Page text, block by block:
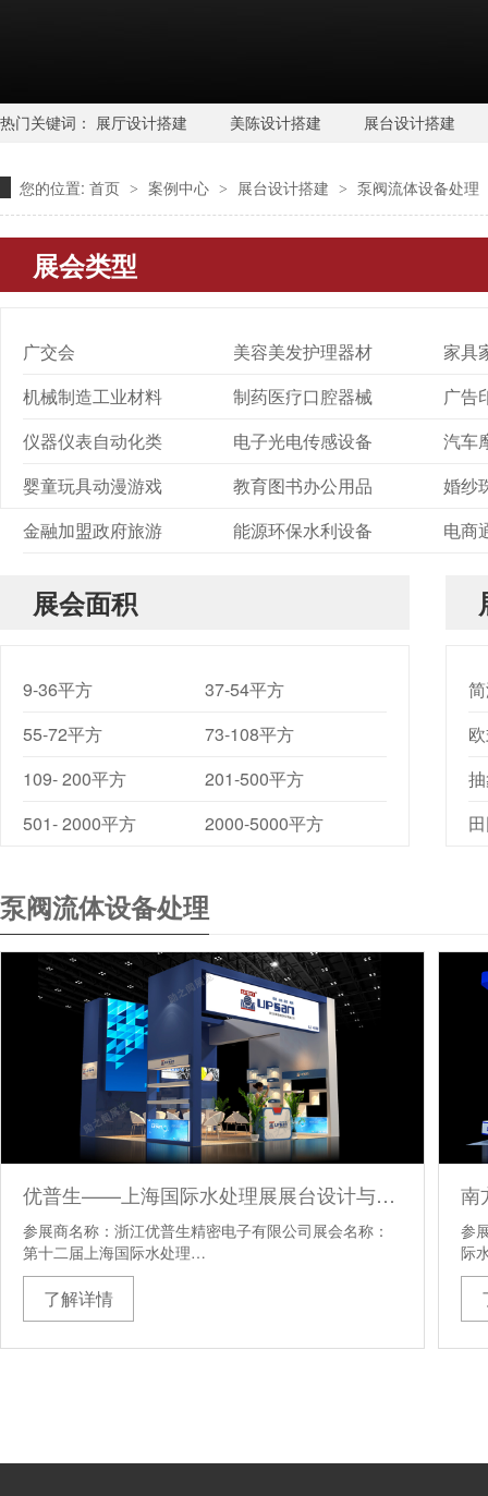
热门关键词： 展厅设计搭建 美陈设计搭建 展台设计搭建
您的位置: 首页 > 案例中心 > 展台设计搭建 > 泵阀流体设备处理
展会类型
广交会 美容美发护理器材
家具
机械制造工业材料
制药医疗口腔器械
广告
仪器仪表自动化类
电子光电传感设备
汽车
婴童玩具动漫游戏
教育图书办公用品
婚纱
金融加盟政府旅游
能源环保水利设备 电商
展会面积
9-36平方
37-54平方
55-72平方
73-108平方
109- 200平方
201-500平方
501- 2000平方
2000-5000平方
泵阀流体设备处理
优普生——上海国际水处理展展台设计与搭建方案
参展商名称：浙江优普生精密电子有限公司展会名称：
第十二届上海国际水处理…
了解详情
参
际